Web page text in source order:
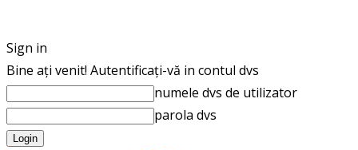
Sign in
Bine ați venit! Autentificați-vă in contul dvs
numele dvs de utilizator
parola dvs